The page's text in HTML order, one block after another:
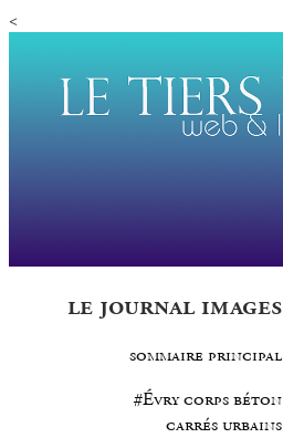
<
le journal images
sommaire principal
#Évry corps béton
carrés urbains